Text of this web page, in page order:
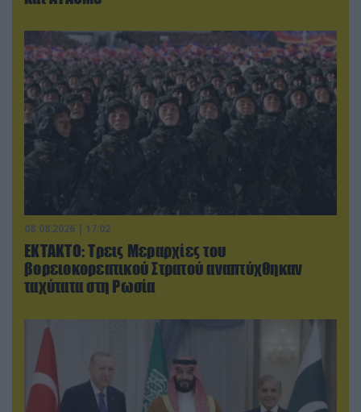
08.08.2026 | 17:02
ΕΚΤΑΚΤΟ: Τρεις Μεραρχίες του
βορειοκορεατικού Στρατού αναπτύχθηκαν
ταχύτατα στη Ρωσία